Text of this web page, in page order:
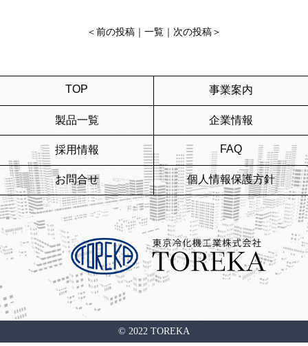
＜ 前の投稿 一覧 次の投稿 ＞
TOP 事業案内
製品一覧 企業情報
採用情報 FAQ
お問合せ 個人情報保護方針
© 2022 TOREKA